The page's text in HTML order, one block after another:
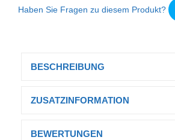
Haben Sie Fragen zu diesem Produkt?
BESCHREIBUNG
ZUSATZINFORMATION
BEWERTUNGEN